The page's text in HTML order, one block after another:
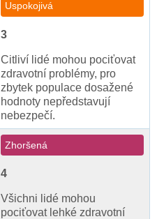
Uspokojivá
3
Citliví lidé mohou pociťovat
zdravotní problémy, pro
zbytek populace dosažené
hodnoty nepředstavují
nebezpečí.
Zhoršená
4
Všichni lidé mohou
pociťovat lehké zdravotní